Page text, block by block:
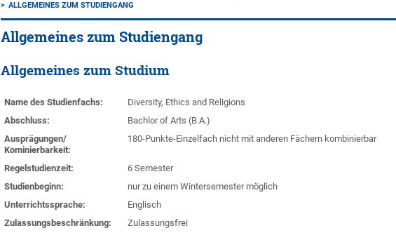
ALLGEMEINES ZUM STUDIENGANG
Allgemeines zum Studiengang
Allgemeines zum Studium
Name des Studienfachs:
Diversity, Ethics and Religions
Abschluss:
Bachlor of Arts (B.A.)
Ausprägungen/
Kominierbarkeit:
180-Punkte-Einzelfach nicht mit anderen Fächern kombinierbar
Regelstudienzeit:
6 Semester
Studienbeginn:
nur zu einem Wintersemester möglich
Unterrichtssprache:
Englisch
Zulassungsbeschränkung:
Zulassungsfrei